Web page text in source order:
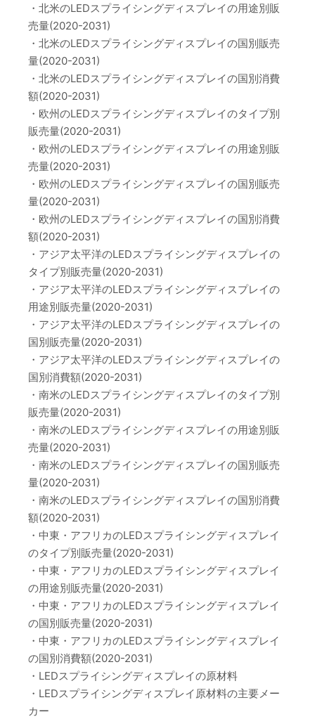
・北米のLEDスプライシングディスプレイの用途別販
売量(2020-2031)
・北米のLEDスプライシングディスプレイの国別販売
量(2020-2031)
・北米のLEDスプライシングディスプレイの国別消費
額(2020-2031)
・欧州のLEDスプライシングディスプレイのタイプ別
販売量(2020-2031)
・欧州のLEDスプライシングディスプレイの用途別販
売量(2020-2031)
・欧州のLEDスプライシングディスプレイの国別販売
量(2020-2031)
・欧州のLEDスプライシングディスプレイの国別消費
額(2020-2031)
・アジア太平洋のLEDスプライシングディスプレイの
タイプ別販売量(2020-2031)
・アジア太平洋のLEDスプライシングディスプレイの
用途別販売量(2020-2031)
・アジア太平洋のLEDスプライシングディスプレイの
国別販売量(2020-2031)
・アジア太平洋のLEDスプライシングディスプレイの
国別消費額(2020-2031)
・南米のLEDスプライシングディスプレイのタイプ別
販売量(2020-2031)
・南米のLEDスプライシングディスプレイの用途別販
売量(2020-2031)
・南米のLEDスプライシングディスプレイの国別販売
量(2020-2031)
・南米のLEDスプライシングディスプレイの国別消費
額(2020-2031)
・中東・アフリカのLEDスプライシングディスプレイ
のタイプ別販売量(2020-2031)
・中東・アフリカのLEDスプライシングディスプレイ
の用途別販売量(2020-2031)
・中東・アフリカのLEDスプライシングディスプレイ
の国別販売量(2020-2031)
・中東・アフリカのLEDスプライシングディスプレイ
の国別消費額(2020-2031)
・LEDスプライシングディスプレイの原材料
・LEDスプライシングディスプレイ原材料の主要メー
カー